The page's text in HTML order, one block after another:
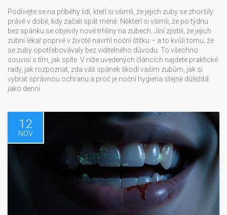
Podívejte se na příběhy lidí, kteří si všimli, že jejich zuby se zhoršily
právě v době, kdy začali spát méně. Někteří si všimli, že po týdnu
bez spánku se objevily nové trhliny na zubech. Jiní zjistili, že jejich
zubní lékař poprvé v životě navrhl noční štítku – a to kvůli tomu, že
se zuby opotřebovávaly bez viditelného důvodu. To všechno
souvisí s tím, jak spíte. V níže uvedených článcích najdete praktické
rady, jak rozpoznat, zda váš spánek škodí vašim zubům, jak si
vybrat správnou ochranu a proč je noční hygiena stejně důležitá
jako denní.
12
NOV